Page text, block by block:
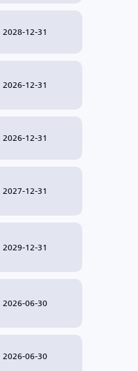
2028-12-31
2026-12-31
2026-12-31
2027-12-31
2029-12-31
2026-06-30
2026-06-30